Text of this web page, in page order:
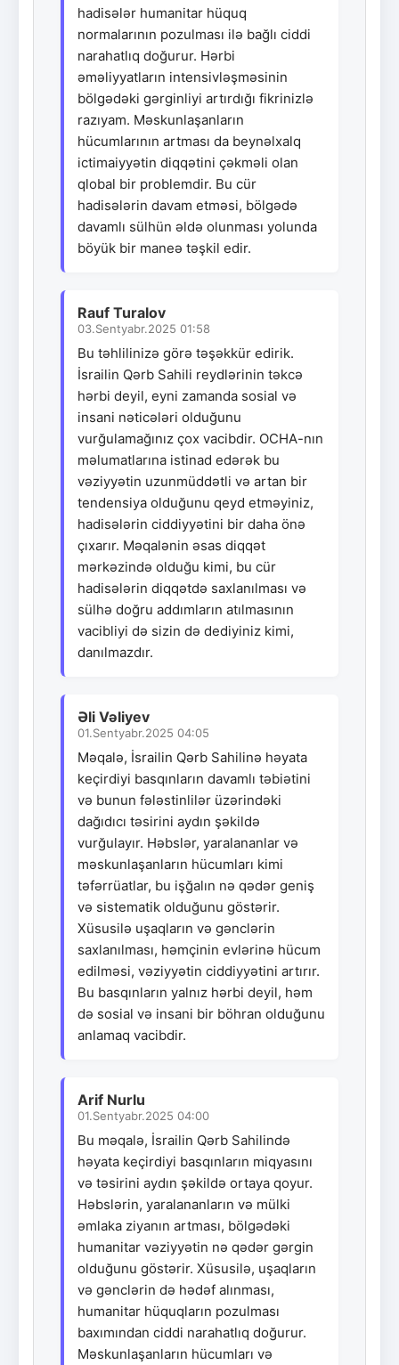
hadisələr humanitar hüquq
normalarının pozulması ilə bağlı ciddi
narahatlıq doğurur. Hərbi
əməliyyatların intensivləşməsinin
bölgədəki gərginliyi artırdığı fikrinizlə
razıyam. Məskunlaşanların
hücumlarının artması da beynəlxalq
ictimaiyyətin diqqətini çəkməli olan
qlobal bir problemdir. Bu cür
hadisələrin davam etməsi, bölgədə
davamlı sülhün əldə olunması yolunda
böyük bir maneə təşkil edir.
Rauf Turalov
03.Sentyabr.2025 01:58
Bu təhlilinizə görə təşəkkür edirik.
İsrailin Qərb Sahili reydlərinin təkcə
hərbi deyil, eyni zamanda sosial və
insani nəticələri olduğunu
vurğulamağınız çox vacibdir. OCHA-nın
məlumatlarına istinad edərək bu
vəziyyətin uzunmüddətli və artan bir
tendensiya olduğunu qeyd etməyiniz,
hadisələrin ciddiyyətini bir daha önə
çıxarır. Məqalənin əsas diqqət
mərkəzində olduğu kimi, bu cür
hadisələrin diqqətdə saxlanılması və
sülhə doğru addımların atılmasının
vacibliyi də sizin də dediyiniz kimi,
danılmazdır.
Əli Vəliyev
01.Sentyabr.2025 04:05
Məqalə, İsrailin Qərb Sahilinə həyata
keçirdiyi basqınların davamlı təbiətini
və bunun fələstinlilər üzərindəki
dağıdıcı təsirini aydın şəkildə
vurğulayır. Həbslər, yaralananlar və
məskunlaşanların hücumları kimi
təfərrüatlar, bu işğalın nə qədər geniş
və sistematik olduğunu göstərir.
Xüsusilə uşaqların və gənclərin
saxlanılması, həmçinin evlərinə hücum
edilməsi, vəziyyətin ciddiyyətini artırır.
Bu basqınların yalnız hərbi deyil, həm
də sosial və insani bir böhran olduğunu
anlamaq vacibdir.
Arif Nurlu
01.Sentyabr.2025 04:00
Bu məqalə, İsrailin Qərb Sahilində
həyata keçirdiyi basqınların miqyasını
və təsirini aydın şəkildə ortaya qoyur.
Həbslərin, yaralananların və mülki
əmlaka ziyanın artması, bölgədəki
humanitar vəziyyətin nə qədər gərgin
olduğunu göstərir. Xüsusilə, uşaqların
və gənclərin də hədəf alınması,
humanitar hüquqların pozulması
baxımından ciddi narahatlıq doğurur.
Məskunlaşanların hücumları və